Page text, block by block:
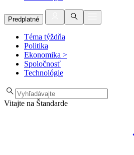
Predplatné
Téma týždňa
Politika
Ekonomika >
Spoločnosť
Technológie
Vitajte na Štandarde